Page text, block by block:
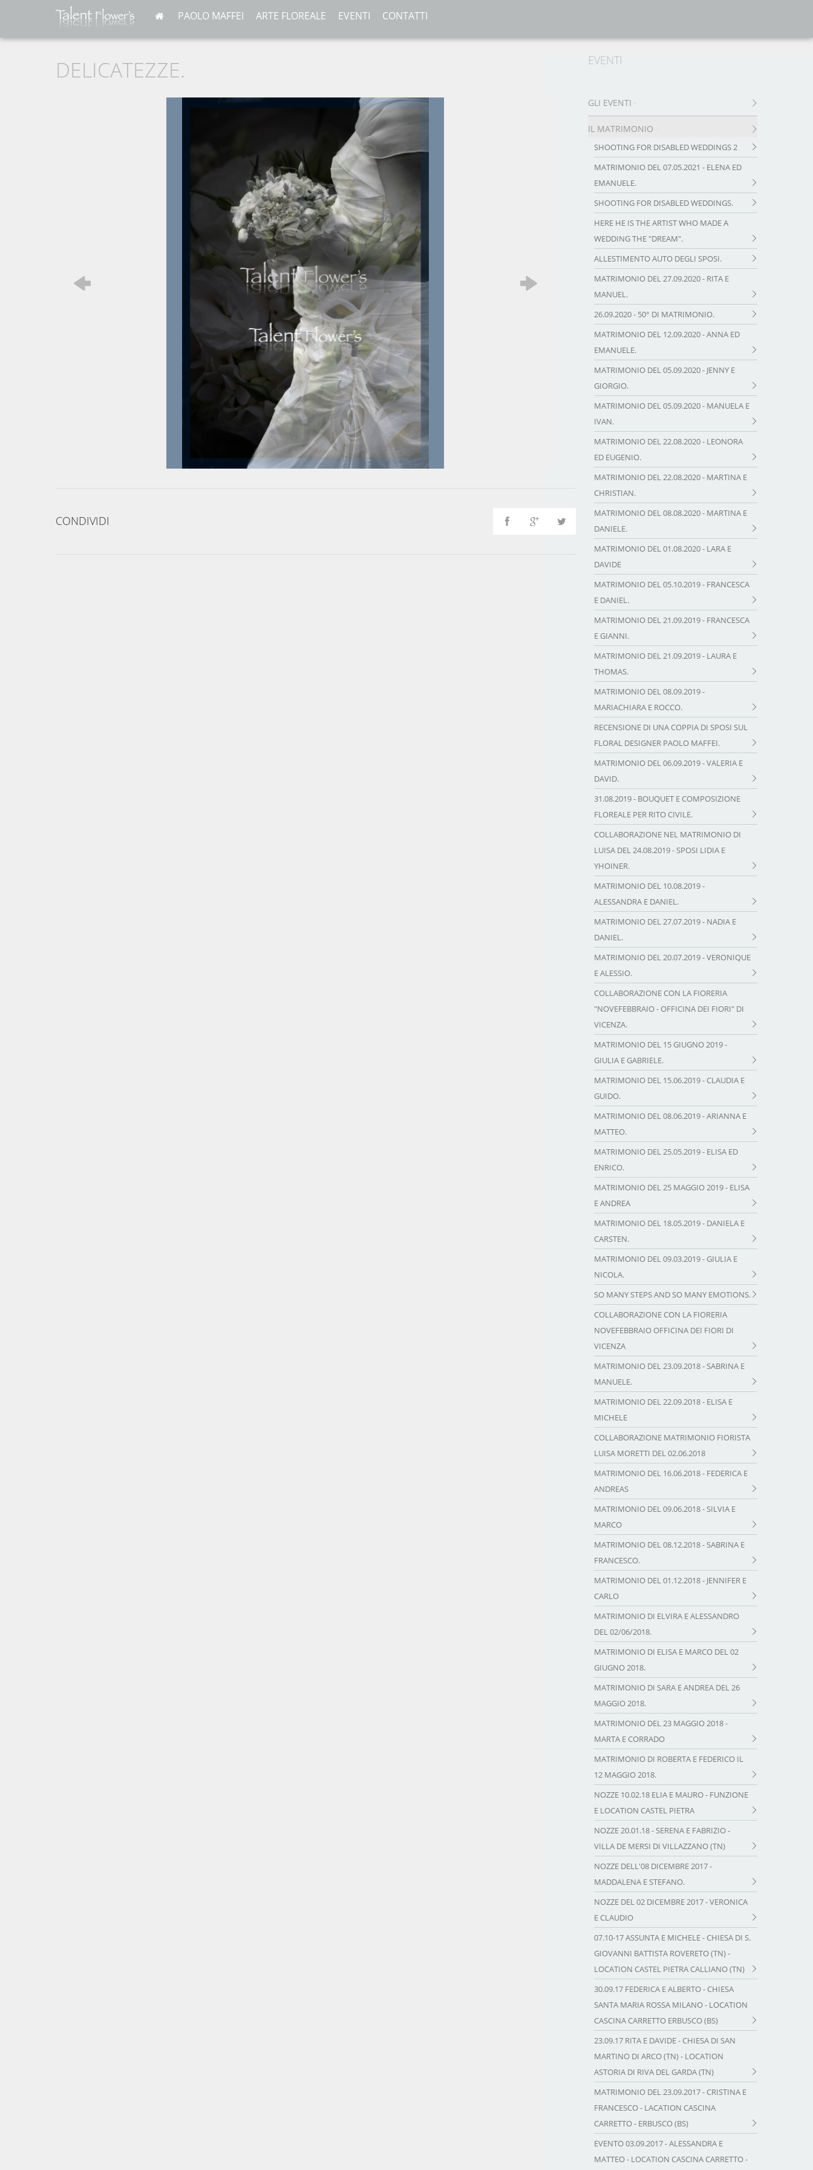
PAOLO MAFFEI ARTE FLOREALE EVENTI CONTATTI
DELICATEZZE.
CONDIVIDI
EVENTI
GLI EVENTI
IL MATRIMONIO
SHOOTING FOR DISABLED WEDDINGS 2
MATRIMONIO DEL 07.05.2021 - ELENA ED
EMANUELE.
SHOOTING FOR DISABLED WEDDINGS.
HERE HE IS THE ARTIST WHO MADE A
WEDDING THE "DREAM".
ALLESTIMENTO AUTO DEGLI SPOSI.
MATRIMONIO DEL 27.09.2020 - RITA E
MANUEL.
26.09.2020 - 50° DI MATRIMONIO.
MATRIMONIO DEL 12.09.2020 - ANNA ED
EMANUELE.
MATRIMONIO DEL 05.09.2020 - JENNY E
GIORGIO.
MATRIMONIO DEL 05.09.2020 - MANUELA E
IVAN.
MATRIMONIO DEL 22.08.2020 - LEONORA
ED EUGENIO.
MATRIMONIO DEL 22.08.2020 - MARTINA E
CHRISTIAN.
MATRIMONIO DEL 08.08.2020 - MARTINA E
DANIELE.
MATRIMONIO DEL 01.08.2020 - LARA E
DAVIDE
MATRIMONIO DEL 05.10.2019 - FRANCESCA
E DANIEL.
MATRIMONIO DEL 21.09.2019 - FRANCESCA
E GIANNI.
MATRIMONIO DEL 21.09.2019 - LAURA E
THOMAS.
MATRIMONIO DEL 08.09.2019 -
MARIACHIARA E ROCCO.
RECENSIONE DI UNA COPPIA DI SPOSI SUL
FLORAL DESIGNER PAOLO MAFFEI.
MATRIMONIO DEL 06.09.2019 - VALERIA E
DAVID.
31.08.2019 - BOUQUET E COMPOSIZIONE
FLOREALE PER RITO CIVILE.
COLLABORAZIONE NEL MATRIMONIO DI
LUISA DEL 24.08.2019 - SPOSI LIDIA E
YHOINER.
MATRIMONIO DEL 10.08.2019 -
ALESSANDRA E DANIEL.
MATRIMONIO DEL 27.07.2019 - NADIA E
DANIEL.
MATRIMONIO DEL 20.07.2019 - VERONIQUE
E ALESSIO.
COLLABORAZIONE CON LA FIORERIA
"NOVEFEBBRAIO - OFFICINA DEI FIORI" DI
VICENZA.
MATRIMONIO DEL 15 GIUGNO 2019 -
GIULIA E GABRIELE.
MATRIMONIO DEL 15.06.2019 - CLAUDIA E
GUIDO.
MATRIMONIO DEL 08.06.2019 - ARIANNA E
MATTEO.
MATRIMONIO DEL 25.05.2019 - ELISA ED
ENRICO.
MATRIMONIO DEL 25 MAGGIO 2019 - ELISA
E ANDREA
MATRIMONIO DEL 18.05.2019 - DANIELA E
CARSTEN.
MATRIMONIO DEL 09.03.2019 - GIULIA E
NICOLA.
SO MANY STEPS AND SO MANY EMOTIONS.
COLLABORAZIONE CON LA FIORERIA
NOVEFEBBRAIO OFFICINA DEI FIORI DI
VICENZA
MATRIMONIO DEL 23.09.2018 - SABRINA E
MANUELE.
MATRIMONIO DEL 22.09.2018 - ELISA E
MICHELE
COLLABORAZIONE MATRIMONIO FIORISTA
LUISA MORETTI DEL 02.06.2018
MATRIMONIO DEL 16.06.2018 - FEDERICA E
ANDREAS
MATRIMONIO DEL 09.06.2018 - SILVIA E
MARCO
MATRIMONIO DEL 08.12.2018 - SABRINA E
FRANCESCO.
MATRIMONIO DEL 01.12.2018 - JENNIFER E
CARLO
MATRIMONIO DI ELVIRA E ALESSANDRO
DEL 02/06/2018.
MATRIMONIO DI ELISA E MARCO DEL 02
GIUGNO 2018.
MATRIMONIO DI SARA E ANDREA DEL 26
MAGGIO 2018.
MATRIMONIO DEL 23 MAGGIO 2018 -
MARTA E CORRADO
MATRIMONIO DI ROBERTA E FEDERICO IL
12 MAGGIO 2018.
NOZZE 10.02.18 ELIA E MAURO - FUNZIONE
E LOCATION CASTEL PIETRA
NOZZE 20.01.18 - SERENA E FABRIZIO -
VILLA DE MERSI DI VILLAZZANO (TN)
NOZZE DELL'08 DICEMBRE 2017 -
MADDALENA E STEFANO.
NOZZE DEL 02 DICEMBRE 2017 - VERONICA
E CLAUDIO
07.10-17 ASSUNTA E MICHELE - CHIESA DI S.
GIOVANNI BATTISTA ROVERETO (TN) -
LOCATION CASTEL PIETRA CALLIANO (TN)
30.09.17 FEDERICA E ALBERTO - CHIESA
SANTA MARIA ROSSA MILANO - LOCATION
CASCINA CARRETTO ERBUSCO (BS)
23.09.17 RITA E DAVIDE - CHIESA DI SAN
MARTINO DI ARCO (TN) - LOCATION
ASTORIA DI RIVA DEL GARDA (TN)
MATRIMONIO DEL 23.09.2017 - CRISTINA E
FRANCESCO - LACATION CASCINA
CARRETTO - ERBUSCO (BS)
EVENTO 03.09.2017 - ALESSANDRA E
MATTEO - LOCATION CASCINA CARRETTO -